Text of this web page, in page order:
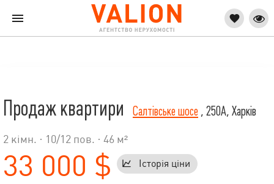
Продаж квартири Салтівське шосе , 250А, Харків
2 кімн. · 10/12 пов. · 46 м²
33 000 $ Історія ціни